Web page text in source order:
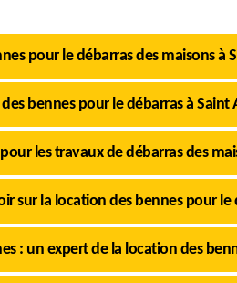
pour le débarras des maisons à
bennes pour le débarras à Saint
les travaux de débarras des
sur la location des bennes pour le
: un expert de la location des